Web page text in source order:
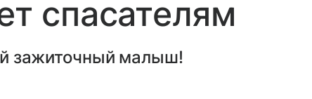
спасателям
зажиточный малыш!